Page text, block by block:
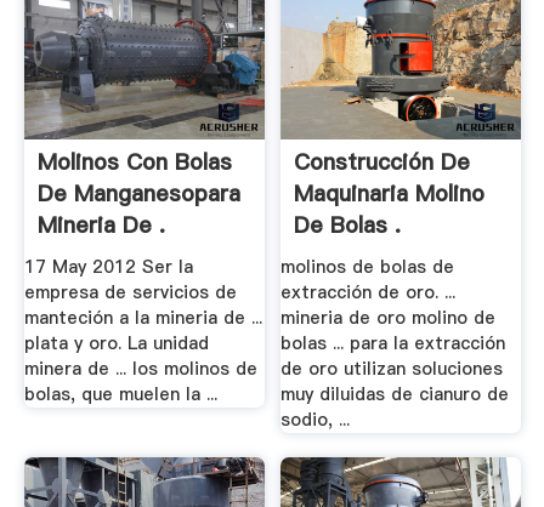
Molinos Con Bolas
De Manganesopara
Mineria De .
17 May 2012 Ser la
empresa de servicios de
manteción a la mineria de ...
plata y oro. La unidad
minera de ... los molinos de
bolas, que muelen la ...
Construcción De
Maquinaria Molino
De Bolas .
molinos de bolas de
extracción de oro. ...
mineria de oro molino de
bolas ... para la extracción
de oro utilizan soluciones
muy diluidas de cianuro de
sodio, ...